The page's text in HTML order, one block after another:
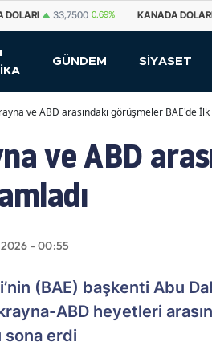
KANADA DOLARI 34,2339 0.73%
GÜNDEM SİYASET
ve ABD arasındaki görüşmeler BAE'de
ve ABD
2026 - 00:55
(BAE) başkenti Abu
ABD heyetleri
sona erdi